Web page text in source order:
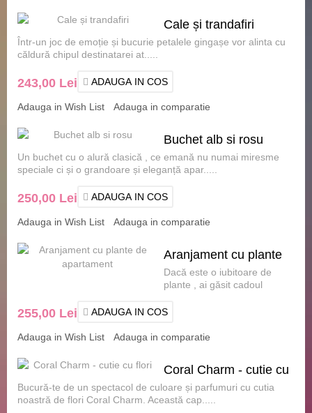
Cale și trandafiri
Într-un joc de emoție și bucurie petalele gingașe vor alinta cu
căldură chipul destinatarei at.....
243,00 Lei ADAUGA IN COS
Adauga in Wish List Adauga in comparatie
Buchet alb si rosu
Un buchet cu o alură clasică , ce emană nu numai miresme
speciale ci și o grandoare și eleganță apar.....
250,00 Lei ADAUGA IN COS
Adauga in Wish List Adauga in comparatie
Aranjament cu plante
de apartament
Dacă este o iubitoare de
plante , ai găsit cadoul
aranjament cochet, înt.....
255,00 Lei ADAUGA IN COS
Adauga in Wish List Adauga in comparatie
Coral Charm - cutie cu
flori
Bucură-te de un spectacol de culoare și parfumuri cu cutia
noastră de flori Coral Charm. Această cap.....